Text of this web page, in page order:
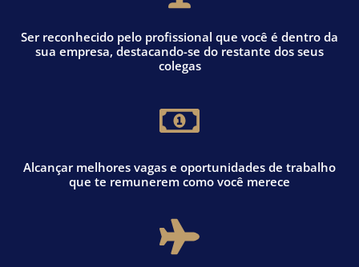
Ser reconhecido pelo profissional que você é dentro da
sua empresa, destacando-se do restante dos seus
colegas
Alcançar melhores vagas e oportunidades de trabalho
que te remunerem como você merece